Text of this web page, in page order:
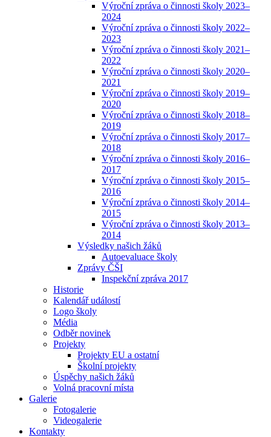
Výroční zpráva o činnosti školy 2023–
2024
Výroční zpráva o činnosti školy 2022–
2023
Výroční zpráva o činnosti školy 2021–
2022
Výroční zpráva o činnosti školy 2020–
2021
Výroční zpráva o činnosti školy 2019–
2020
Výroční zpráva o činnosti školy 2018–
2019
Výroční zpráva o činnosti školy 2017–
2018
Výroční zpráva o činnosti školy 2016–
2017
Výroční zpráva o činnosti školy 2015–
2016
Výroční zpráva o činnosti školy 2014–
2015
Výroční zpráva o činnosti školy 2013–
2014
Výsledky našich žáků
Autoevaluace školy
Zprávy ČŠI
Inspekční zpráva 2017
Historie
Kalendář událostí
Logo školy
Média
Odběr novinek
Projekty
Projekty EU a ostatní
Školní projekty
Úspěchy našich žáků
Volná pracovní místa
Galerie
Fotogalerie
Videogalerie
Kontakty